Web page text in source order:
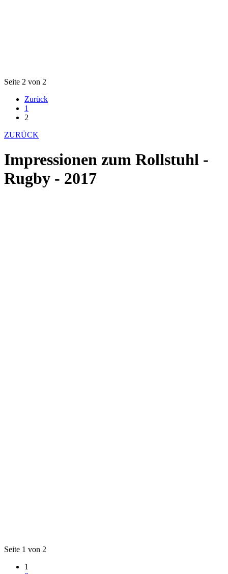
Seite 2 von 2
Zurück
1
2
ZURÜCK
Impressionen zum Rollstuhl -
Rugby - 2017
Seite 1 von 2
1